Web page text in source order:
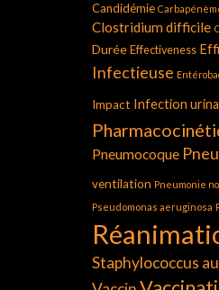
Candidémie
Clostridium difficile
Durée Effectiveness
Infectieuse
Impact Infection
Pneumocoque
ventilation Pneumonie
Pseudomonas aeruginosa
Staphylococcus